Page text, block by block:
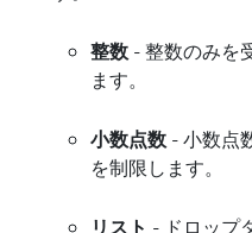
整数 - 整数のみを
ます。
小数点数 - 小数点
を制限します。
リスト - ドロップ